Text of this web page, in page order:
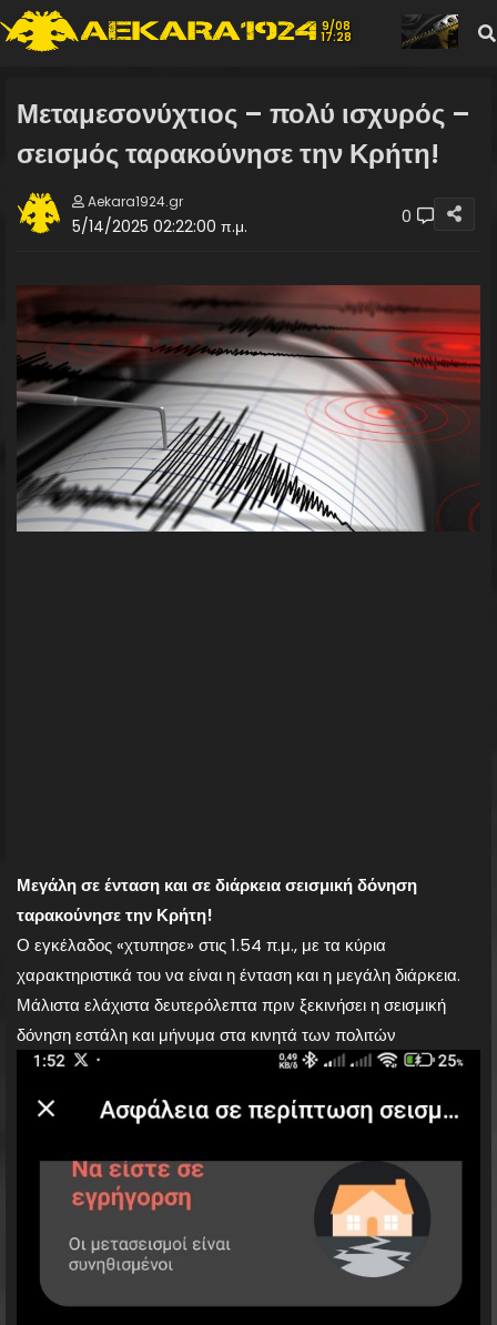
9/08
17:28
Μεταμεσονύχτιος – πολύ ισχυρός –
σεισμός ταρακούνησε την Κρήτη!
Aekara1924.gr
5/14/2025 02:22:00 π.μ. 0
Μεγάλη σε ένταση και σε διάρκεια σεισμική δόνηση
ταρακούνησε την Κρήτη!
Ο εγκέλαδος «χτυπησε» στις 1.54 π.μ., με τα κύρια
χαρακτηριστικά του να είναι η ένταση και η μεγάλη διάρκεια.
Μάλιστα ελάχιστα δευτερόλεπτα πριν ξεκινήσει η σεισμική
δόνηση εστάλη και μήνυμα στα κινητά των πολιτών